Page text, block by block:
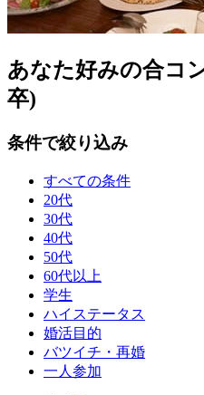
あなた好みの合コ
卒)
条件で絞り込み
すべての条件
20代
30代
40代
50代
60代以上
学生
ハイステータス
婚活目的
バツイチ・再婚
一人参加